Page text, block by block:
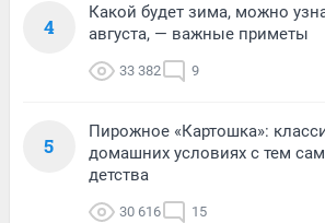
4
Какой будет зима, можно
августа, — важные приметы
33 382 9
5
Пирожное «Картошка»:
домашних условиях с тем
детства
30 616 15